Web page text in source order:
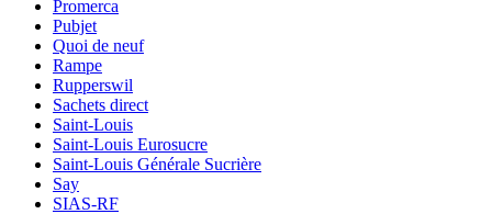
Promerca
Pubjet
Quoi de neuf
Rampe
Rupperswil
Sachets direct
Saint-Louis
Saint-Louis Eurosucre
Saint-Louis Générale Sucrière
Say
SIAS-RF